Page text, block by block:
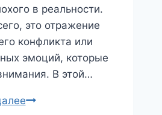
в реальности.
это отражение
конфликта или
эмоций, которые
В этой…
Сон